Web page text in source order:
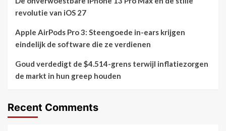
revolutie van iOS 27
Apple AirPods Pro 3: Steengoede in-ears krijgen
eindelijk de software die ze verdienen
Goud verdedigt de $4.514-grens terwijl inflatiezorgen
de markt in hun greep houden
Recent Comments